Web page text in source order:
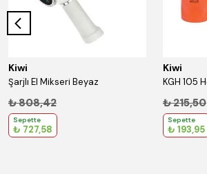
Kiwi
Şarjlı El Mikseri Beyaz
₺ 808,42
Sepette
₺ 727,58
Kiwi
₺ 215,50
Sepette
₺ 193,95